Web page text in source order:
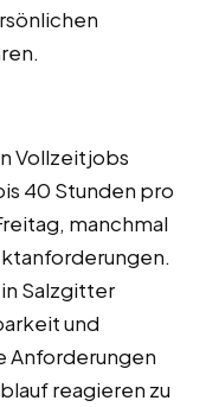
Vollzeitjobs
40 Stunden pro
manchmal
Salzgitter
und
Anforderungen
reagieren zu